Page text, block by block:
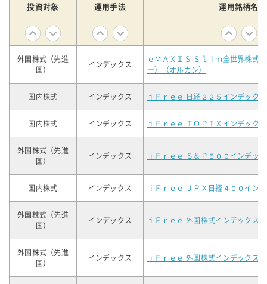
投資対象 運用手法 運用銘柄名
外国株式（先進
国）
インデックス
ｅＭＡＸＩＳ Ｓｌｉｍ全世界株式
ー）（オルカン）
国内株式 インデックス ｉＦｒｅｅ 日経２２５インデックス
国内株式 インデックス ｉＦｒｅｅ ＴＯＰＩＸインデックス
外国株式（先進
国）
インデックス ｉＦｒｅｅ Ｓ＆Ｐ５００インデッ
国内株式 インデックス ｉＦｒｅｅ ＪＰＸ日経４００イン
外国株式（先進
国）
インデックス ｉＦｒｅｅ 外国株式インデックス
外国株式（先進
国）
インデックス ｉＦｒｅｅ 外国株式インデックス